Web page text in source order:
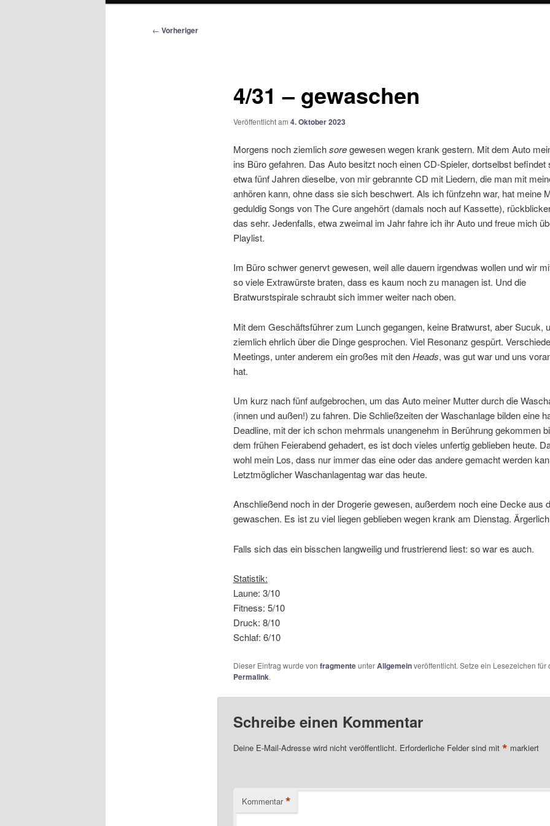
Beitragsnavigation
← Vorheriger
4/31 – gewaschen
Veröffentlicht am 4. Oktober 2023
Morgens noch ziemlichsoregewesen wegen krank gestern. Mit dem Auto
ins Büro gefahren. Das Auto besitzt noch einen CD-Spieler, dortselbst befindet
etwa fünf Jahren dieselbe, von mir gebrannte CD mit Liedern, die man mit
anhören kann, ohne dass sie sich beschwert. Als ich fünfzehn war, hat meine
geduldig Songs von The Cure angehört (damals noch auf Kassette),
das sehr. Jedenfalls, etwa zweimal im Jahr fahre ich ihr Auto und freue mich
Playlist.
Im Büro schwer genervt gewesen, weil alle dauern irgendwas wollen und wir
so viele Extrawürste braten, dass es kaum noch zu managen ist. Und die
Bratwurstspirale schraubt sich immer weiter nach oben.
Mit dem Geschäftsführer zum Lunch gegangen, keine Bratwurst, aber Sucuk,
ziemlich ehrlich über die Dinge gesprochen. Viel Resonanz gespürt.
Meetings, unter anderem ein großes mit denHeads, was gut war und uns
hat.
Um kurz nach fünf aufgebrochen, um das Auto meiner Mutter durch die
(innen und außen!) zu fahren. Die Schließzeiten der Waschanlage bilden eine
Deadline, mit der ich schon mehrmals unangenehm in Berührung gekommen
dem frühen Feierabend gehadert, es ist doch vieles unfertig geblieben heute.
wohl mein Los, dass nur immer das eine oder das andere gemacht werden
Letztmöglicher Waschanlagentag war das heute.
Anschließend noch in der Drogerie gewesen, außerdem noch eine Decke aus
gewaschen. Es ist zu viel liegen geblieben wegen krank am Dienstag.
Falls sich das ein bisschen langweilig und frustrierend liest: so war es auch.
Statistik:
Laune: 3/10
Fitness: 5/10
Druck: 8/10
Schlaf: 6/10
Dieser Eintrag wurde von fragmenteunterAllgemeinveröffentlicht. Setze ein Lesezeichen für
Permalink.
Schreibe einen Kommentar
Deine E-Mail-Adresse wird nicht veröffentlicht. Erforderliche Felder sind mit * markiert
Kommentar *